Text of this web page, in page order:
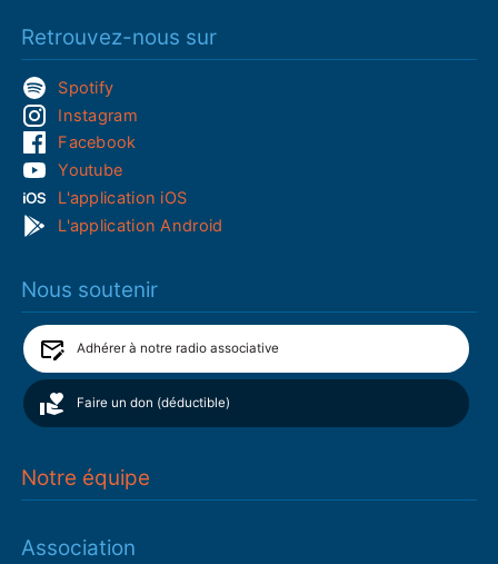
Retrouvez-nous sur
Spotify
Instagram
Facebook
Youtube
L'application iOS
L'application Android
Nous soutenir
Adhérer à notre radio associative
Faire un don (déductible)
Notre équipe
Association